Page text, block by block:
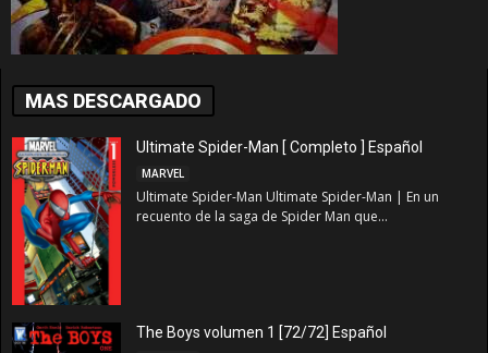
MAS DESCARGADO
Ultimate Spider-Man [ Completo ] Español
MARVEL
Ultimate Spider-Man Ultimate Spider-Man | En un
recuento de la saga de Spider Man que...
The Boys volumen 1 [72/72] Español